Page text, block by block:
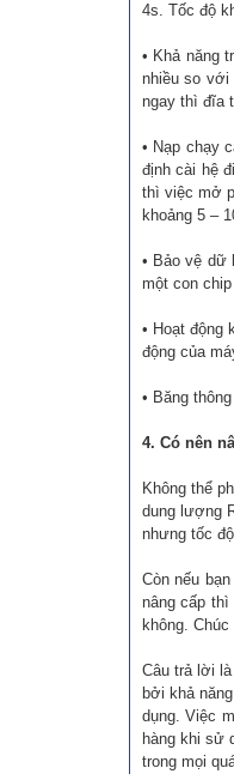
4s. Tốc độ
• Khả năng
nhiều so
ngay thì đĩa
• Nạp chạy
định cài hệ
thì việc mở
khoảng 5 –
• Bảo vệ dữ
một con
• Hoạt động
động của
• Băng
4. Có nên
Không thể
dung lượng
nhưng tốc
Còn nếu
nâng cấp
không.
Câu trả lời
bởi khả
dụng. Việc
hàng khi sử
trong mọi